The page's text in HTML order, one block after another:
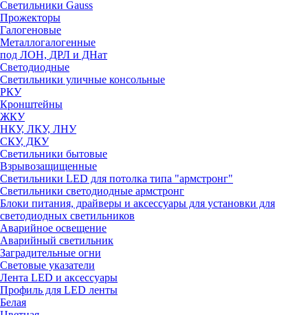
Светильники Gauss
Прожекторы
Галогеновые
Металлогалогенные
под ЛОН, ДРЛ и ДНат
Светодиодные
Светильники уличные консольные
РКУ
Кронштейны
ЖКУ
НКУ, ЛКУ, ЛНУ
СКУ, ДКУ
Светильники бытовые
Взрывозащищенные
Светильники LED для потолка типа "армстронг"
Светильники светодиодные армстронг
Блоки питания, драйверы и аксессуары для установки для
светодиодных светильников
Аварийное освещение
Аварийный светильник
Заградительные огни
Световые указатели
Лента LED и аксессуары
Профиль для LED ленты
Белая